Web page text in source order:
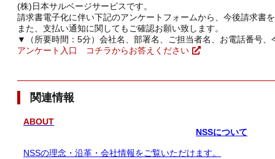
(株)日本サルベージサービスです。
請求書電子化に伴い下記のアンケートフォームから、今後請求書
また、支払い通知に関してもご確認お願い致します。
▼（所要時間：5分）会社名、部署名、ご担当者名、お電話番号
アンケート入口 コチラからお答えください
関連情報
ABOUT
NSSについて
NSSの理念・沿革・会社情報をご覧いただけます。